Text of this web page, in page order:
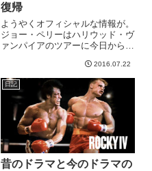
復帰
ようやくオフィシャルな情報が。
ジョー・ペリーはハリウッド・ヴ
ァンパイアのツアーに今日から復
ブ連続してますが、大丈夫なんで
すかね。もうちょっとゆっくり休
んでも、、、と正直思います。今
回倒れた原因は過労と脱水症状
と...
2016.07.22
日記
昔のドラマと今のドラマの